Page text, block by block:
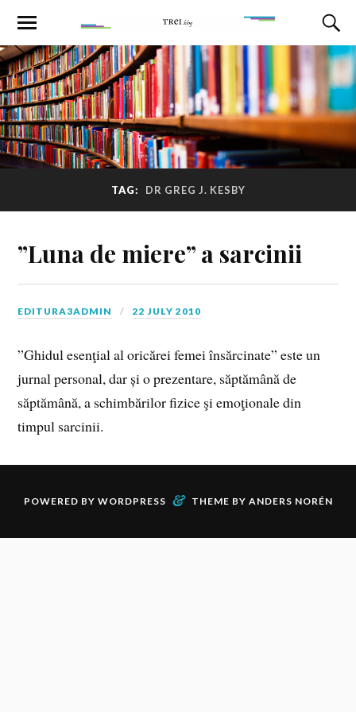
TAG: DR GREG J. KESBY
”Luna de miere” a sarcinii
EDITURA3ADMIN 22 JULY 2010
”Ghidul esenţial al oricărei femei însărcinate” este un
jurnal personal, dar și o prezentare, săptămână de
săptămână, a schimbărilor fizice şi emoţionale din
timpul sarcinii.
POWERED BY WORDPRESS & THEME BY ANDERS NORÉN